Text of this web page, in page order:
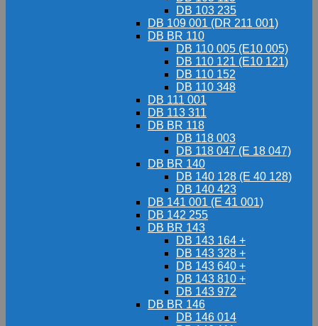
DB 103 235
DB 109 001 (DR 211 001)
DB BR 110
DB 110 005 (E10 005)
DB 110 121 (E10 121)
DB 110 152
DB 110 348
DB 111 001
DB 113 311
DB BR 118
DB 118 003
DB 118 047 (E 18 047)
DB BR 140
DB 140 128 (E 40 128)
DB 140 423
DB 141 001 (E 41 001)
DB 142 255
DB BR 143
DB 143 164 +
DB 143 328 +
DB 143 640 +
DB 143 810 +
DB 143 972
DB BR 146
DB 146 014